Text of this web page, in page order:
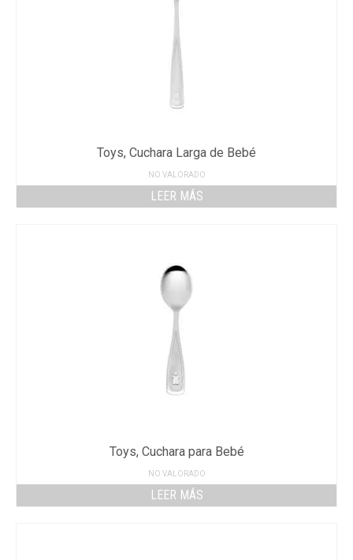
Toys, Cuchara Larga de Bebé
NO VALORADO
LEER MÁS
Toys, Cuchara para Bebé
NO VALORADO
LEER MÁS